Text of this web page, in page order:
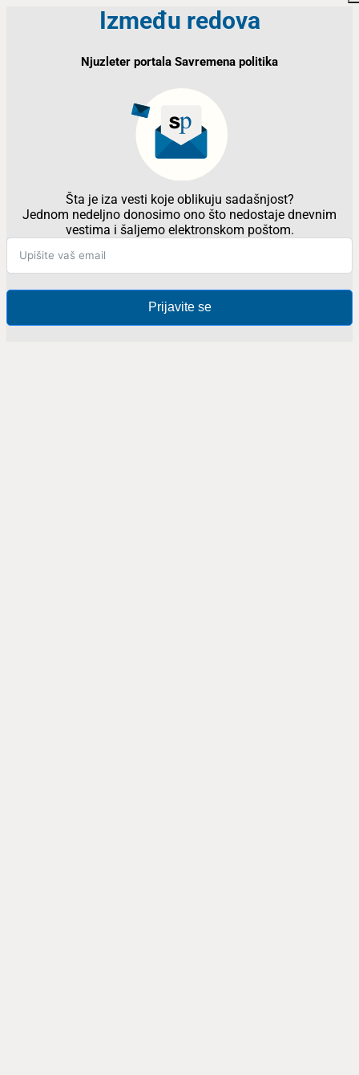
Između redova
Njuzleter portala Savremena politika
Šta je iza vesti koje oblikuju sadašnjost?
Jednom nedeljno donosimo ono što nedostaje dnevnim
vestima i šaljemo elektronskom poštom.
Prijavite se